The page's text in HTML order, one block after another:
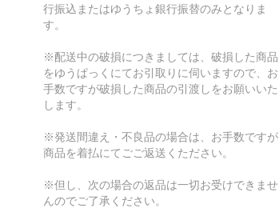
行振込またはゆうちょ銀行振替のみとなりま
す。
※配送中の破損につきましては、破損した商品
をゆうぱっくにてお引取りに伺いますので、お
手数ですが破損した商品の引渡しをお願いいた
します。
※発送間違え・不良品の場合は、お手数ですが
商品を着払にてごご返送くたださい。
※但し、次の場合の返品は一切お受けできませ
んのでご了承ください。